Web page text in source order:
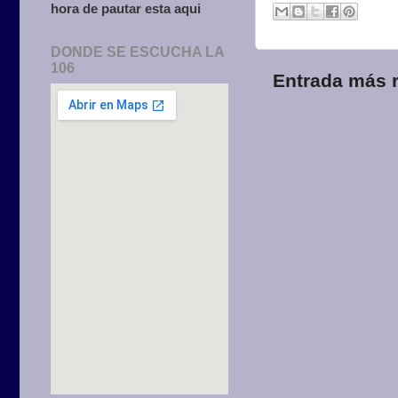
Entrada más
hora de pautar esta aqui
DONDE SE ESCUCHA LA
106